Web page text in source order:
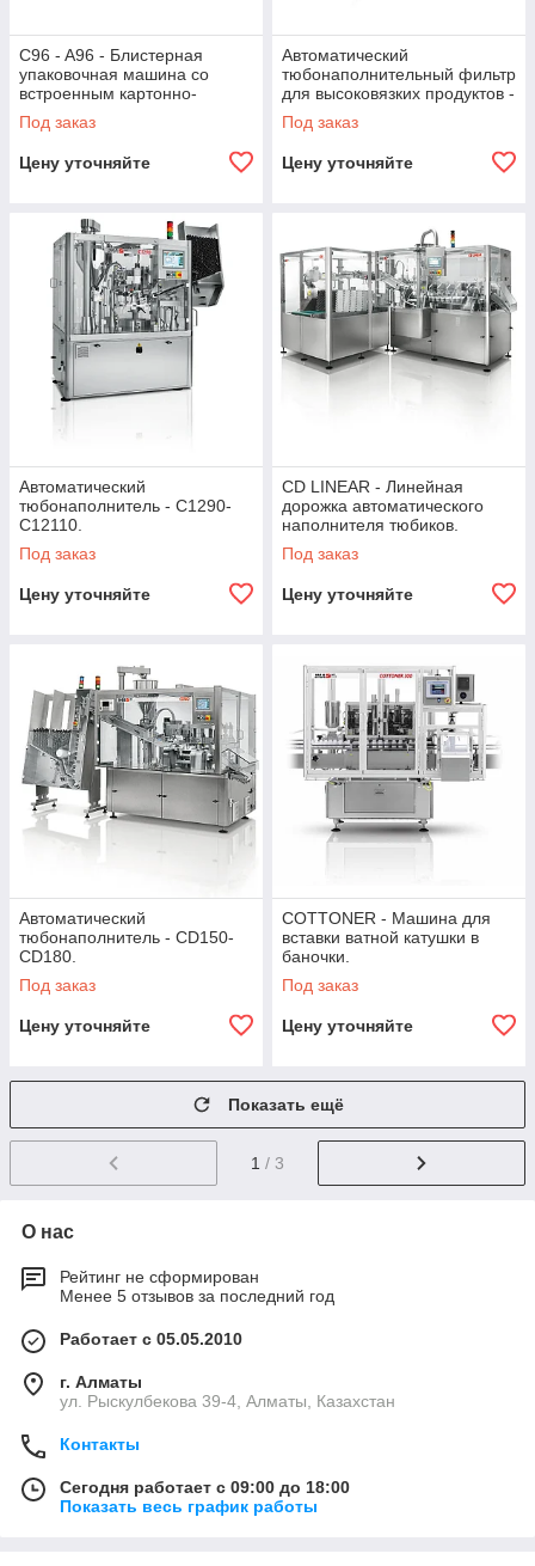
C96 - A96 - Блистерная
упаковочная машина со
встроенным картонно-
укладчиком.
Под заказ
Цену уточняйте
Автоматический
тюбонаполнительный фильтр
для высоковязких продуктов -
C1270S.
Под заказ
Цену уточняйте
Автоматический
тюбонаполнитель - C1290-
C12110.
Под заказ
Цену уточняйте
CD LINEAR - Линейная
дорожка автоматического
наполнителя тюбиков.
Под заказ
Цену уточняйте
Автоматический
тюбонаполнитель - CD150-
CD180.
Под заказ
Цену уточняйте
COTTONER - Машина для
вставки ватной катушки в
баночки.
Под заказ
Цену уточняйте
Показать ещё
1 / 3
О нас
Рейтинг не сформирован
Менее 5 отзывов за последний год
Работает с 05.05.2010
г. Алматы
ул. Рыскулбекова 39-4, Алматы, Казахстан
Контакты
Сегодня работает с 09:00 до 18:00
Показать весь график работы